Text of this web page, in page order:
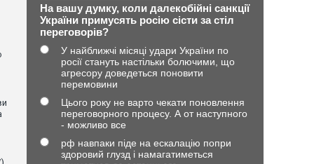
На вашу думку, коли далекобійні санкції
України примусять росію сісти за стіл
переговорів?
У найближчі місяці удари України по
росії стануть настільки болючими, що
агресору доведеться поновити
перемовини
Цього року не варто чекати поновлення
переговорного процесу. А от наступного
- можливо все
рф навпаки піде на ескалацію попри
здоровий глузд і намагатиметься